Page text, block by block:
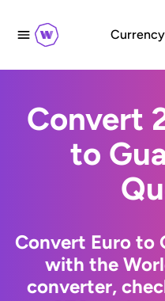
Convert
to
Convert Euro to
with the
converter,